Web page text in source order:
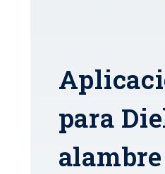
para